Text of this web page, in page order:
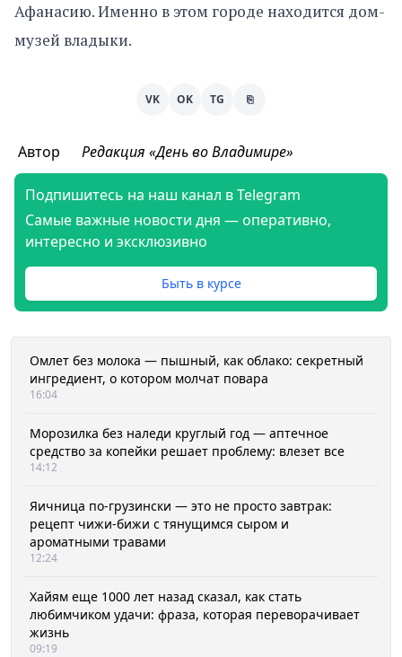
Афанасию. Именно в этом городе находится дом-
музей владыки.
VK OK TG ⎘
Автор Редакция «День во Владимире»
Подпишитесь на наш канал в Telegram
Самые важные новости дня — оперативно,
интересно и эксклюзивно
Быть в курсе
Омлет без молока — пышный, как облако: секретный
ингредиент, о котором молчат повара
16:04
Морозилка без наледи круглый год — аптечное
средство за копейки решает проблему: влезет все
14:12
Яичница по-грузински — это не просто завтрак:
рецепт чижи-бижи с тянущимся сыром и
ароматными травами
12:24
Хайям еще 1000 лет назад сказал, как стать
любимчиком удачи: фраза, которая переворачивает
жизнь
09:19